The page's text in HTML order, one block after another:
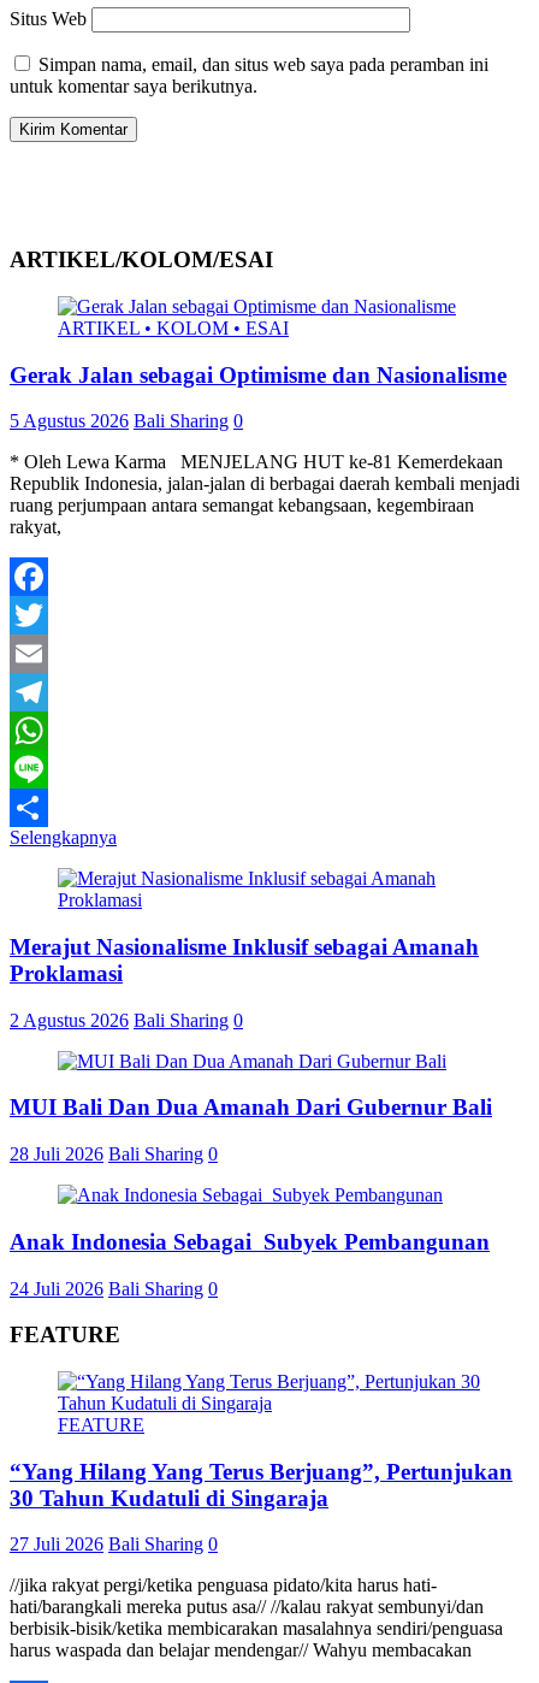
Situs Web
Simpan nama, email, dan situs web saya pada peramban ini
untuk komentar saya berikutnya.
ARTIKEL/KOLOM/ESAI
ARTIKEL • KOLOM • ESAI
Gerak Jalan sebagai Optimisme dan Nasionalisme
5 Agustus 2026 Bali Sharing 0
* Oleh Lewa Karma MENJELANG HUT ke-81 Kemerdekaan
Republik Indonesia, jalan-jalan di berbagai daerah kembali menjadi
ruang perjumpaan antara semangat kebangsaan, kegembiraan
rakyat,
Facebook
Twitter
Email
Telegram
WhatsApp
Line
Share
Selengkapnya
Merajut Nasionalisme Inklusif sebagai Amanah
Proklamasi
2 Agustus 2026 Bali Sharing 0
MUI Bali Dan Dua Amanah Dari Gubernur Bali
28 Juli 2026 Bali Sharing 0
Anak Indonesia Sebagai Subyek Pembangunan
24 Juli 2026 Bali Sharing 0
FEATURE
FEATURE
“Yang Hilang Yang Terus Berjuang”, Pertunjukan
30 Tahun Kudatuli di Singaraja
27 Juli 2026 Bali Sharing 0
//jika rakyat pergi/ketika penguasa pidato/kita harus hati-
hati/barangkali mereka putus asa// //kalau rakyat sembunyi/dan
berbisik-bisik/ketika membicarakan masalahnya sendiri/penguasa
harus waspada dan belajar mendengar// Wahyu membacakan